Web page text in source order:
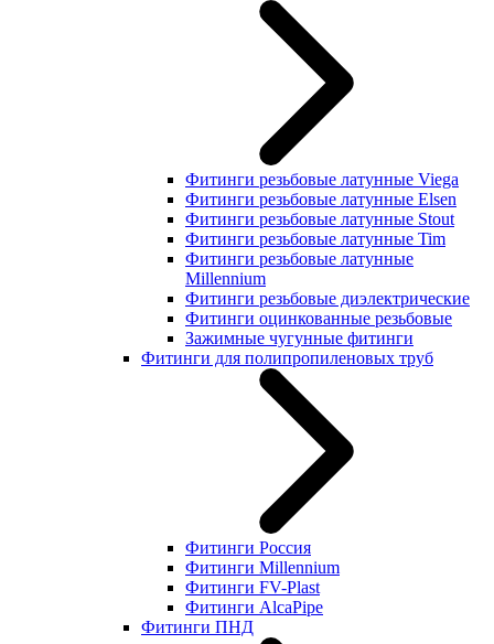
Фитинги резьбовые латунные Viega
Фитинги резьбовые латунные Elsen
Фитинги резьбовые латунные Stout
Фитинги резьбовые латунные Tim
Фитинги резьбовые латунные
Millennium
Фитинги резьбовые диэлектрические
Фитинги оцинкованные резьбовые
Зажимные чугунные фитинги
Фитинги для полипропиленовых труб
Фитинги Россия
Фитинги Millennium
Фитинги FV-Plast
Фитинги AlcaPipe
Фитинги ПНД